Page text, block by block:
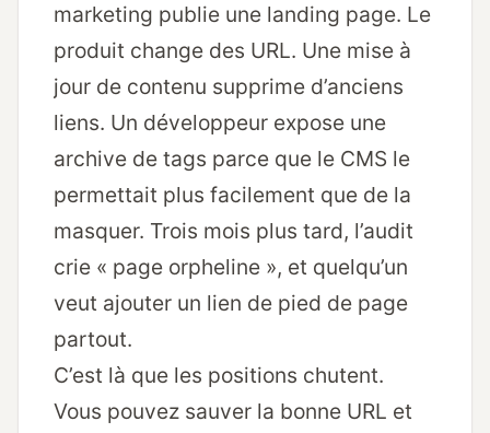
marketing publie une landing page. Le
produit change des URL. Une mise à
jour de contenu supprime d’anciens
liens. Un développeur expose une
archive de tags parce que le CMS le
permettait plus facilement que de la
masquer. Trois mois plus tard, l’audit
crie « page orpheline », et quelqu’un
veut ajouter un lien de pied de page
partout.
C’est là que les positions chutent.
Vous pouvez sauver la bonne URL et